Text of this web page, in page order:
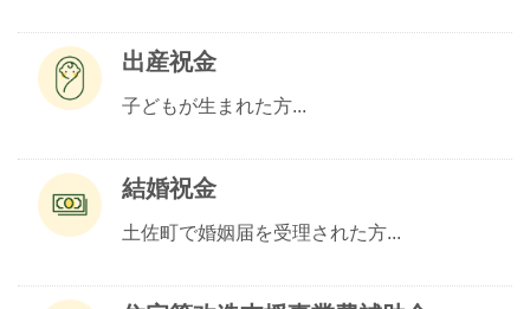
出産祝金
子どもが生まれた方...
結婚祝金
土佐町で婚姻届を受理された方...